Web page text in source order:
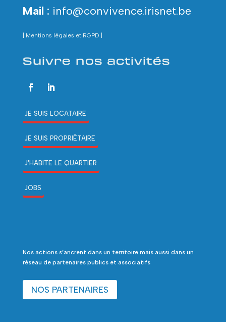
Mail : info@convivence.irisnet.be
| Mentions légales et RGPD |
Suivre nos activités
JE SUIS LOCATAIRE
JE SUIS PROPRIÉTAIRE
J'HABITE LE QUARTIER
JOBS
Nos actions s’ancrent dans un territoire mais aussi dans un
réseau de partenaires publics et associatifs
NOS PARTENAIRES